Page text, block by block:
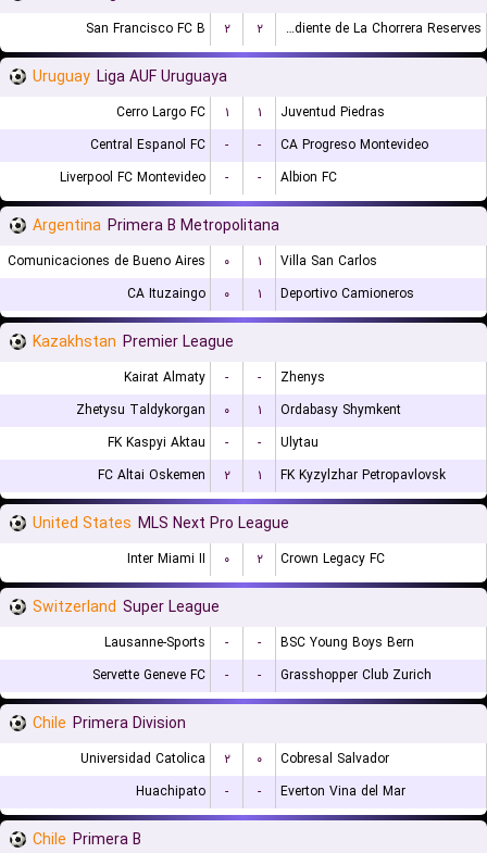
San Francisco FC B ۲ ۲ CA Independiente de La Chorrera Reserves
Uruguay Liga AUF Uruguaya
Cerro Largo FC ۱ ۱
Juventud Piedras
Central Espanol FC
- -
CA Progreso Montevideo
Liverpool FC Montevideo
- - Albion FC
Argentina Primera B Metropolitana
Comunicaciones de Bueno Aires ۰ ۱
Villa San Carlos
CA Ituzaingo
۰ ۱ Deportivo Camioneros
Kazakhstan Premier League
Kairat Almaty - -
Zhenys
Zhetysu Taldykorgan
۰ ۱
Ordabasy Shymkent
FK Kaspyi Aktau
- -
Ulytau
FC Altai Oskemen
۲ ۱ FK Kyzylzhar Petropavlovsk
United States MLS Next Pro League
Inter Miami II ۰ ۲ Crown Legacy FC
Switzerland Super League
Lausanne-Sports - -
BSC Young Boys Bern
Servette Geneve FC
- - Grasshopper Club Zurich
Chile Primera Division
Universidad Catolica ۲ ۰
Cobresal Salvador
Huachipato
- - Everton Vina del Mar
Chile Primera B